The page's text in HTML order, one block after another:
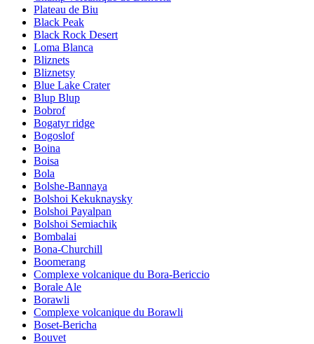
Plateau de Biu
Black Peak
Black Rock Desert
Loma Blanca
Bliznets
Bliznetsy
Blue Lake Crater
Blup Blup
Bobrof
Bogatyr ridge
Bogoslof
Boina
Boisa
Bola
Bolshe-Bannaya
Bolshoi Kekuknaysky
Bolshoi Payalpan
Bolshoi Semiachik
Bombalai
Bona-Churchill
Boomerang
Complexe volcanique du Bora-Bericcio
Borale Ale
Borawli
Complexe volcanique du Borawli
Boset-Bericha
Bouvet